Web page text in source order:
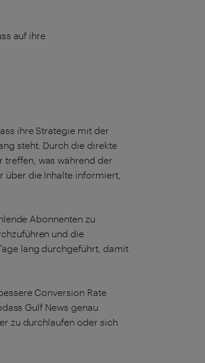
auf ihre
ihre Strategie mit der
steht. Durch die direkte
treffen, was während der
über die Inhalte informiert,
Abonnenten zu
und die
lang durchgeführt, damit
Conversion Rate
Gulf News genau
zu durchlaufen oder sich